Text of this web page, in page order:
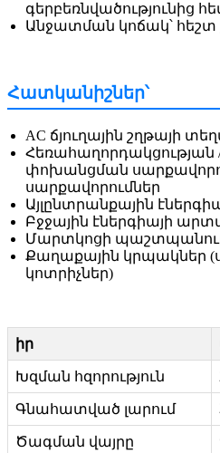
գերբեռնվածությունից
Անջատման կոճակ՝
Հատկանիշներ՝
AC ճյուղային շղթայի
Հեռահաղորդակցության
փոխանցման
սարքավորումներ
Այլընտրանքային
Բջջային էներգիայի
Մարտկոցի
Քաղաքային կրպակներ
կոտրիչներ)
իր
Խզման հզորություն
Գնահատված լարում
Ծագման վայրը